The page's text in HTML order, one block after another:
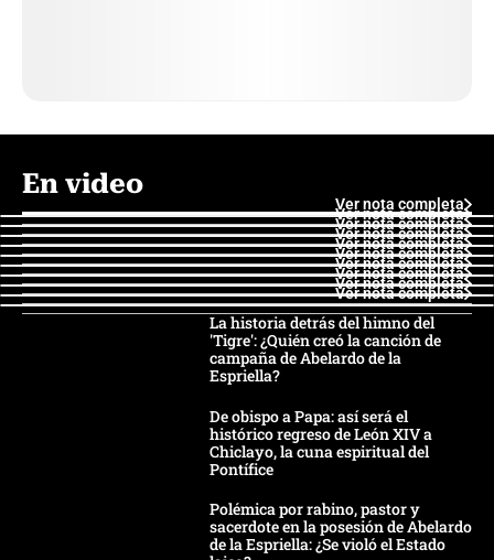
En video
Ver nota completa
Ver nota completa
Ver nota completa
Ver nota completa
Ver nota completa
Ver nota completa
Ver nota completa
Ver nota completa
Ver nota completa
Ver nota completa
La historia detrás del himno del
'Tigre': ¿Quién creó la canción de
campaña de Abelardo de la
Espriella?
De obispo a Papa: así será el
histórico regreso de León XIV a
Chiclayo, la cuna espiritual del
Pontífice
Polémica por rabino, pastor y
sacerdote en la posesión de Abelardo
de la Espriella: ¿Se violó el Estado